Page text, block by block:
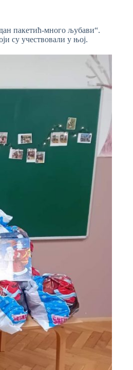
пакетић-много љубави“.
су учествовали у њој.